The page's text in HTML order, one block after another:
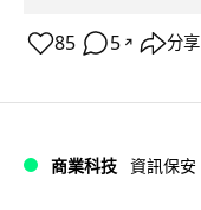
85 5 ↗ 分享
商業科技 資訊保安